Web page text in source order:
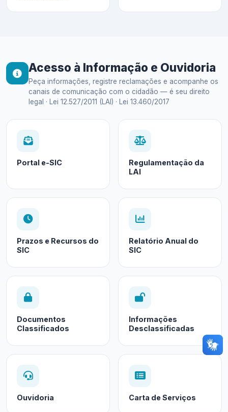
Acesso à Informação e Ouvidoria
Peça informações, registre reclamações e acompanhe os
canais de comunicação com o cidadão — é seu direito
legal · Lei 12.527/2011 (LAI) · Lei 13.460/2017
Portal e-SIC
Regulamentação da
LAI
Prazos e Recursos do
SIC
Relatório Anual do
SIC
Documentos
Classificados
Informações
Desclassificadas
Ouvidoria Carta de Serviços